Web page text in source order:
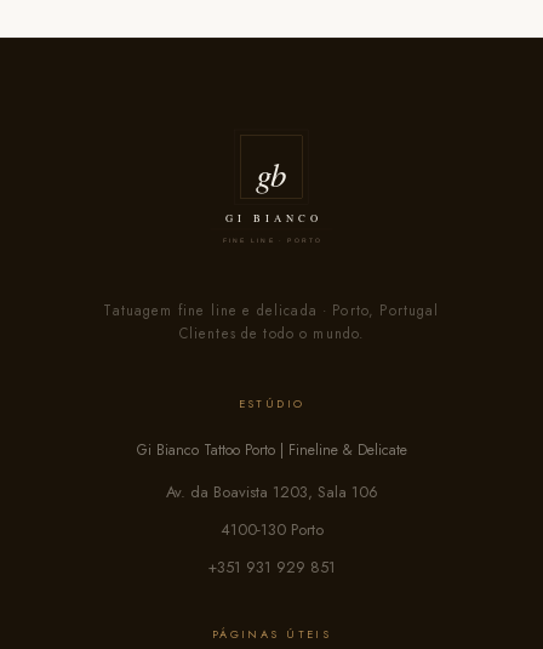
Tatuagem fine line e delicada · Porto, Portugal
Clientes de todo o mundo.
ESTÚDIO
Gi Bianco Tattoo Porto | Fineline & Delicate
Av. da Boavista 1203, Sala 106
4100-130 Porto
+351 931 929 851
PÁGINAS ÚTEIS